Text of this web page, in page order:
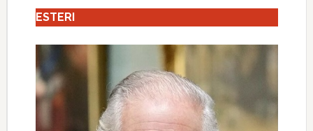
ESTERI